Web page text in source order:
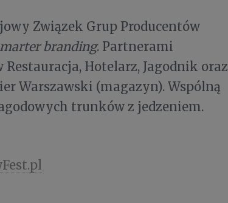
Związek Grup Producentów
branding. Partnerami
Hotelarz, Jagodnik oraz
Warszawski (magazyn). Wspólną
trunków z jedzeniem.